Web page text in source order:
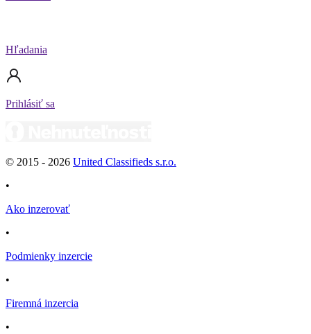
Hľadania
Prihlásiť sa
© 2015 - 2026 United Classifieds s.r.o.
•
Ako inzerovať
•
Podmienky inzercie
•
Firemná inzercia
•